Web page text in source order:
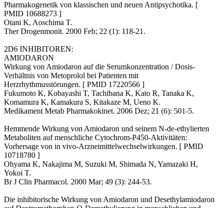
Pharmakogenetik von klassischen und neuen Antipsychotika. [
PMID 10688273 ]
Otani K, Aoschima T.
Ther Drogenmonit. 2000 Feb; 22 (1): 118-21.
2D6 INHIBITOREN:
AMIODARON
Wirkung von Amiodaron auf die Serumkonzentration / Dosis-
Verhältnis von Metoprolol bei Patienten mit
Herzrhythmusstörungen. [ PMID 17220566 ]
Fukumoto K, Kobayashi T, Tachibana K, Kato R, Tanaka K,
Komamura K, Kamakura S, Kitakaze M, Ueno K.
Medikament Metab Pharmakokinet. 2006 Dez; 21 (6): 501-5.
Hemmende Wirkung von Amiodaron und seinem N-de-ethylierten
Metaboliten auf menschliche Cytochrom-P450-Aktivitäten:
Vorhersage von in vivo-Arzneimittelwechselwirkungen. [ PMID
10718780 ]
Ohyama K, Nakajima M, Suzuki M, Shimada N, Yamazaki H,
Yokoi T.
Br J Clin Pharmacol. 2000 Mar; 49 (3): 244-53.
Die inhibitorische Wirkung von Amiodaron und Desethylamiodaron